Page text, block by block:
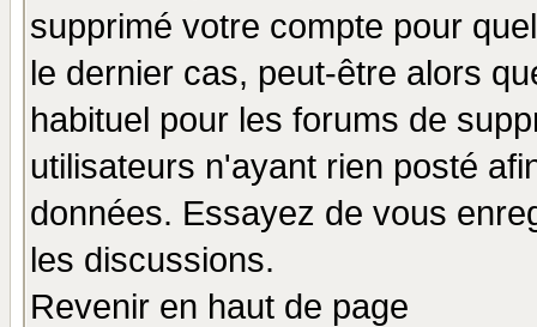
supprimé votre compte pour
le dernier cas, peut-être alors
habituel pour les forums de
utilisateurs n'ayant rien posté
données. Essayez de vous
les discussions.
Revenir en haut de page